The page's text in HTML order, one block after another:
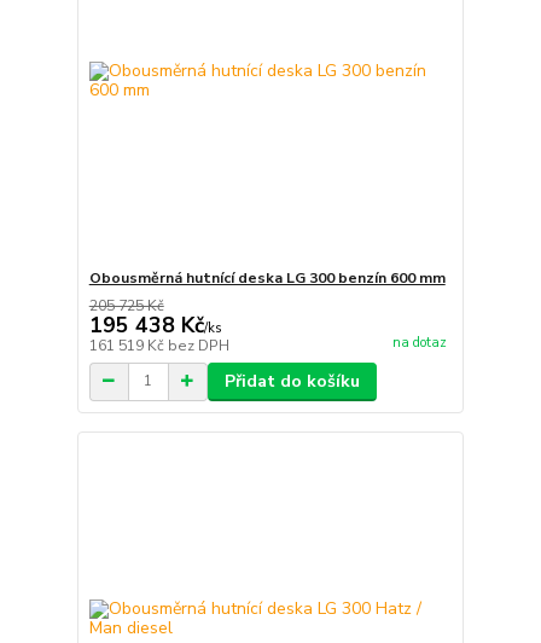
Obousměrná hutnící deska LG 300 benzín 600 mm
205 725 Kč
195 438 Kč/ks
161 519 Kč bez DPH na dotaz
Přidat do košíku